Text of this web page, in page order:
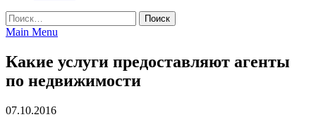
Найти:
Main Menu
Какие услуги предоставляют агенты
по недвижимости
07.10.2016